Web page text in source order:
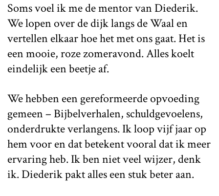
Soms voel ik me de mentor van Diederik.
We lopen over de dijk langs de Waal en
vertellen elkaar hoe het met ons gaat. Het is
een mooie, roze zomeravond. Alles koelt
eindelijk een beetje af.
We hebben een gereformeerde opvoeding
gemeen – Bijbelverhalen, schuldgevoelens,
onderdrukte verlangens. Ik loop vijf jaar op
hem voor en dat betekent vooral dat ik meer
ervaring heb. Ik ben niet veel wijzer, denk
ik. Diederik pakt alles een stuk beter aan.